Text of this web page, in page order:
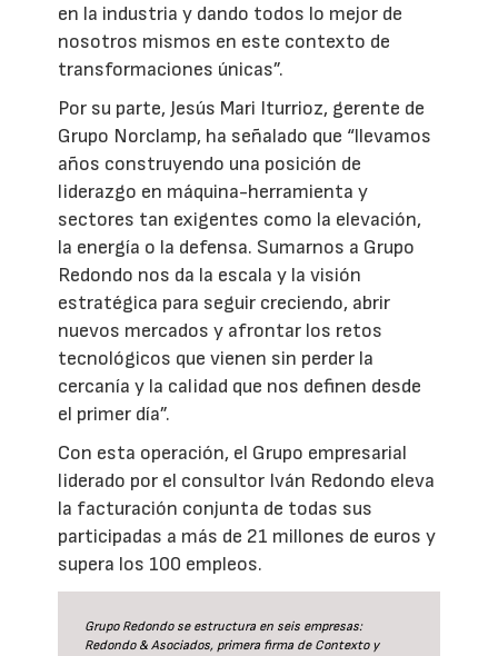
en la industria y dando todos lo mejor de
nosotros mismos en este contexto de
transformaciones únicas”.
Por su parte, Jesús Mari Iturrioz, gerente de
Grupo Norclamp, ha señalado que “llevamos
años construyendo una posición de
liderazgo en máquina-herramienta y
sectores tan exigentes como la elevación,
la energía o la defensa. Sumarnos a Grupo
Redondo nos da la escala y la visión
estratégica para seguir creciendo, abrir
nuevos mercados y afrontar los retos
tecnológicos que vienen sin perder la
cercanía y la calidad que nos definen desde
el primer día”.
Con esta operación, el Grupo empresarial
liderado por el consultor Iván Redondo eleva
la facturación conjunta de todas sus
participadas a más de 21 millones de euros y
supera los 100 empleos.
Grupo Redondo se estructura en seis empresas:
Redondo & Asociados, primera firma de Contexto y